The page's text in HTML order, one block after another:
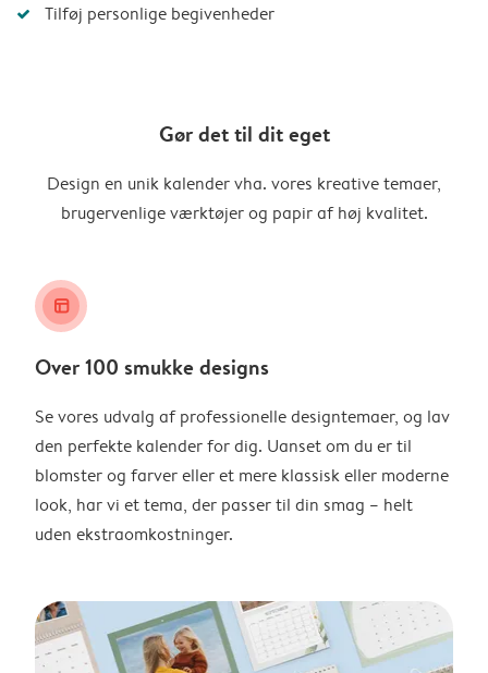
Tilføj personlige begivenheder
Gør det til dit eget
Design en unik kalender vha. vores kreative temaer,
brugervenlige værktøjer og papir af høj kvalitet.
layout_alt
Over 100 smukke designs
Se vores udvalg af professionelle designtemaer, og lav
den perfekte kalender for dig. Uanset om du er til
blomster og farver eller et mere klassisk eller moderne
look, har vi et tema, der passer til din smag – helt
uden ekstraomkostninger.